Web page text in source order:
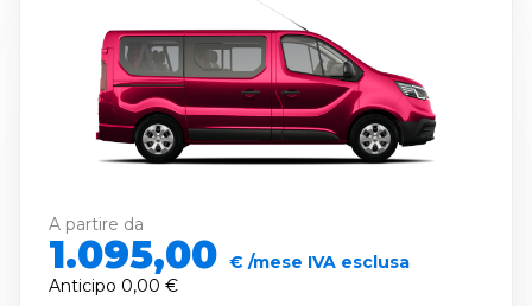
A partire da
1.095,00 € /mese IVA esclusa
Anticipo 0,00 €